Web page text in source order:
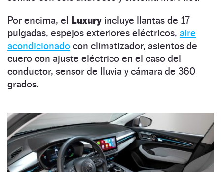
Por encima, el Luxury incluye llantas de 17
pulgadas, espejos exteriores eléctricos, aire
acondicionado con climatizador, asientos de
cuero con ajuste eléctrico en el caso del
conductor, sensor de lluvia y cámara de 360
grados.